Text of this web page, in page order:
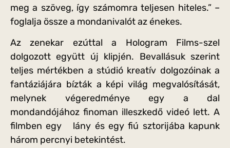
meg a szöveg, így számomra teljesen hiteles.” –
foglalja össze a mondanivalót az énekes.
Az zenekar ezúttal a Hologram Films-szel
dolgozott együtt új klipjén. Bevallásuk szerint
teljes mértékben a stúdió kreatív dolgozóinak a
fantáziájára bízták a képi világ megvalósítását,
melynek végeredménye egy a dal
mondandójához finoman illeszkedő videó lett. A
filmben egy lány és egy fiú sztorijába kapunk
három percnyi betekintést.